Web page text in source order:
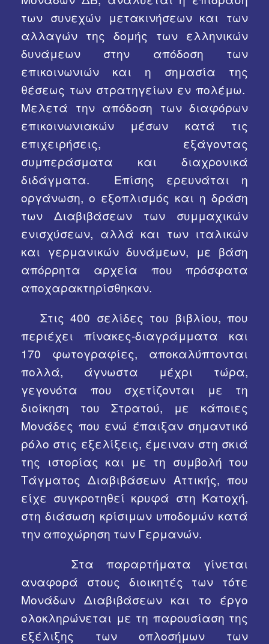
των συνεχών μετακινήσεων και των
αλλαγών της δομής των ελληνικών
δυνάμεων στην απόδοση των
επικοινωνιών και η σημασία της
θέσεως των στρατηγείων εν πολέμω.
Μελετά την απόδοση των διαφόρων
επικοινωνιακών μέσων κατά τις
επιχειρήσεις, εξάγοντας
συμπεράσματα και διαχρονικά
διδάγματα. Επίσης ερευνάται η
οργάνωση, ο εξοπλισμός και η δράση
των Διαβιβάσεων των συμμαχικών
ενισχύσεων, αλλά και των ιταλικών
και γερμανικών δυνάμεων, με βάση
απόρρητα αρχεία που πρόσφατα
αποχαρακτηρίσθηκαν.
Στις 400 σελίδες του βιβλίου, που
περιέχει πίνακες-διαγράμματα και
170 φωτογραφίες, αποκαλύπτονται
πολλά, άγνωστα μέχρι τώρα,
γεγονότα που σχετίζονται με τη
διοίκηση του Στρατού, με κάποιες
Μονάδες που ενώ έπαιξαν σημαντικό
ρόλο στις εξελίξεις, έμειναν στη σκιά
της ιστορίας και με τη συμβολή του
Τάγματος Διαβιβάσεων Αττικής, που
είχε συγκροτηθεί κρυφά στη Κατοχή,
στη διάσωση κρίσιμων υποδομών κατά
την αποχώρηση των Γερμανών.
Στα παραρτήματα γίνεται
αναφορά στους διοικητές των τότε
Μονάδων Διαβιβάσεων και το έργο
ολοκληρώνεται με τη παρουσίαση της
εξέλιξης των οπλοσήμων των